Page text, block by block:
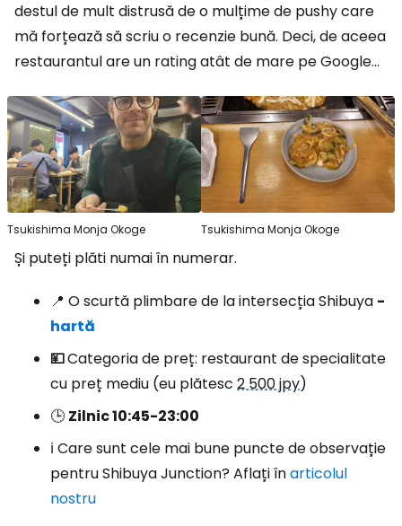
destul de mult distrusă de o mulțime de pushy care
mă forțează să scriu o recenzie bună. Deci, de aceea
restaurantul are un rating atât de mare pe Google...
Tsukishima Monja Okoge Tsukishima Monja Okoge
Și puteți plăti numai în numerar.
📍 O scurtă plimbare de la intersecția Shibuya -
hartă
💴Categoria de preț: restaurant de specialitate
cu preț mediu (eu plătesc 2 500 jpy)
🕒 Zilnic 10:45-23:00
ℹ️ Care sunt cele mai bune puncte de observație
pentru Shibuya Junction? Aflați înarticolul
nostru